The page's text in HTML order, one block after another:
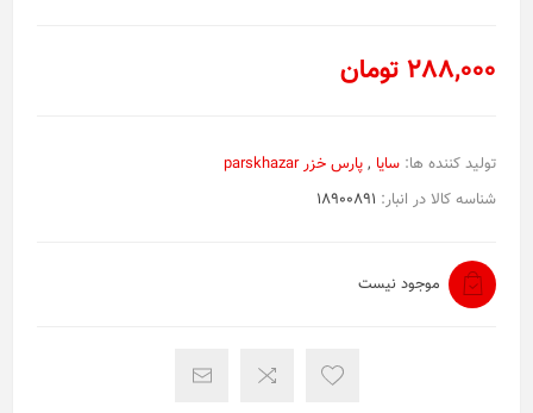
288,000 تومان
تولید کننده ها: سایا , پارس خزر parskhazar
شناسه کالا در انبار: 18900891
موجود نیست